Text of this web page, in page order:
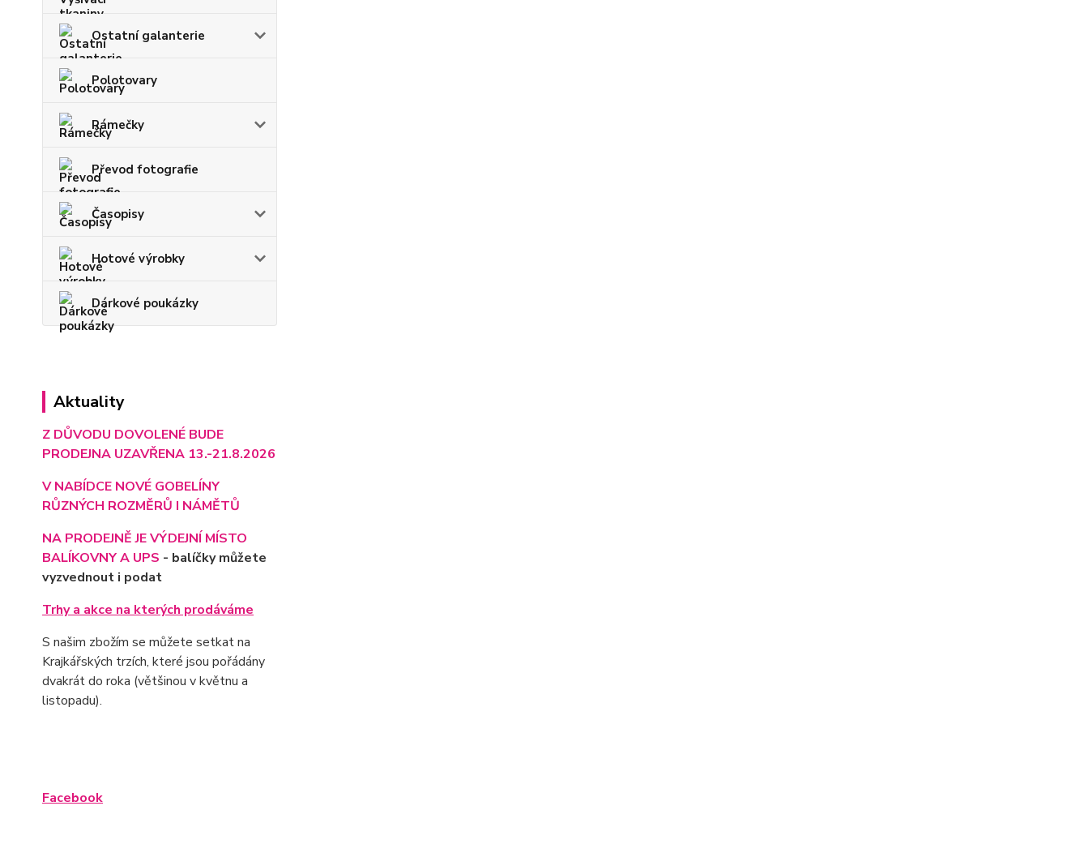
Ostatní galanterie
Polotovary
Rámečky
Převod fotografie
Časopisy
Hotové výrobky
Dárkové poukázky
Aktuality
Z DŮVODU DOVOLENÉ BUDE
PRODEJNA UZAVŘENA 13.-21.8.2026
V NABÍDCE NOVÉ GOBELÍNY
RŮZNÝCH ROZMĚRŮ I NÁMĚTŮ
NA PRODEJNĚ JE VÝDEJNÍ MÍSTO
BALÍKOVNY A UPS - balíčky můžete
vyzvednout i podat
Trhy a akce na kterých prodáváme
S našim zbožím se můžete setkat na
Krajkářských trzích, které jsou pořádány
dvakrát do roka (většinou v květnu a
listopadu).
Facebook